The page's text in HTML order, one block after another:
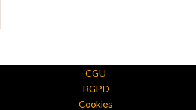
CGU
RGPD
Cookies